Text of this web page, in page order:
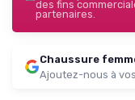
des fins
partenaires.
Chaussure
Ajoutez-nous à